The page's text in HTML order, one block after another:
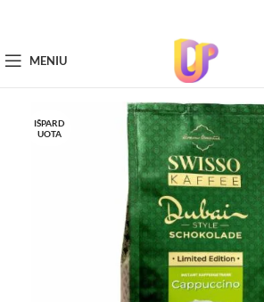
MENIU
IŠPARD
UOTA